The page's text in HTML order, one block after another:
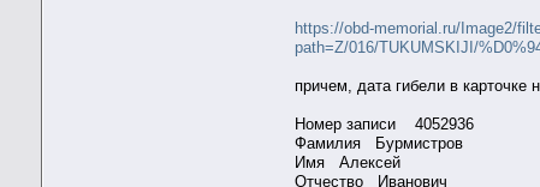
https://obd-memorial.ru/Image2/
path=Z/016/TUKUMSKIJI/
причем, дата гибели в карточке
Номер записи 4052936
Фамилия Бурмистров
Имя Алексей
Отчество Иванович